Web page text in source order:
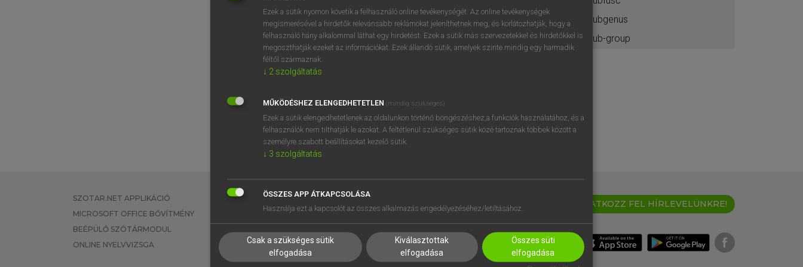
subgenus
sub-group
SZOTAR.NET APPLIKÁCIÓ
MICROSOFT OFFICE BŐVÍTMÉNY
BEÉPÜLŐ SZÓTÁRMODUL
ONLINE NYELVVIZSGA
EGYÉNI FELHASZNÁLÓKNAK
TANULÓKNAK
VÁLLALATI MEGOLDÁSOK
SÚGÓ
RÓLUNK
SÜTI BEÁLLÍTÁSOK
IRATKOZZ FEL HÍRLEVELÜNKRE!
Ezek a sütik nyomon követik a felhasználó online tevékenységét. Az online tevékenységek
megismerésével a hirdetők relevánsabb reklámokat jeleníthetnek meg, és korlátozhatják, hogy a
felhasználó hány alkalommal láthat egy hirdetést. Ezek a sütik más szervezetekkel és hirdetőkkel is
megoszthatják ezeket az információkat. Ezek állandó sütik, amelyek szinte mindig egy harmadik
féltől származnak.
↓ 2 szolgáltatás
MŰKÖDÉSHEZ ELENGEDHETETLEN (mindig szükséges)
Ezek a sütik elengedhetetlenek az oldalunkon történő böngészéshez,a funkciók használatához, és a
felhasználók nem tilthatják le azokat. A feltétlenül szükséges sütik közé tartoznak többek között a
személyre szabott beállításokat kezelő sütik.
↓ 3 szolgáltatás
ÖSSZES APP ÁTKAPCSOLÁSA
Használja ezt a kapcsolót az összes alkalmazás engedélyezéséhez/letiltásához.
Csak a szükséges sütik
elfogadása
Kiválasztottak
elfogadása
Összes süti
elfogadása